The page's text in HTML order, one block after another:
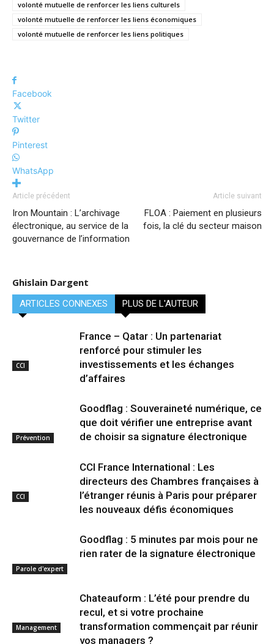
volonté mutuelle de renforcer les liens culturels
volonté mutuelle de renforcer les liens économiques
volonté mutuelle de renforcer les liens politiques
Facebook
Twitter
Pinterest
WhatsApp
Article précédent
Iron Mountain : L’archivage
électronique, au service de la
gouvernance de l’information
Article suivant
FLOA : Paiement en plusieurs
fois, la clé du secteur maison
Ghislain Dargent
ARTICLES CONNEXES PLUS DE L'AUTEUR
CCI
France – Qatar : Un partenariat
renforcé pour stimuler les
investissements et les échanges
d’affaires
Prévention
Goodflag : Souveraineté numérique, ce
que doit vérifier une entreprise avant
de choisir sa signature électronique
CCI
CCI France International : Les
directeurs des Chambres françaises à
l’étranger réunis à Paris pour préparer
les nouveaux défis économiques
Parole d'expert
Goodflag : 5 minutes par mois pour ne
rien rater de la signature électronique
Management
Chateauform : L’été pour prendre du
recul, et si votre prochaine
transformation commençait par réunir
vos managers ?